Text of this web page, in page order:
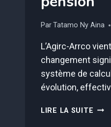
ParTatamo Ny Aina
L’Agirc-Arrco
changement
système de
évolution,
LIRE LA SUITE